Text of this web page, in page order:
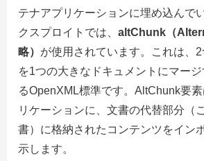
テナアプリケーションに埋め込んで
クスプロイトでは、 altChunk（
略） が使用されています。これは、
を1つの大きなドキュメントにマー
るOpenXML標準です。AltChunk要
リケーションに、文書の代替部分（
書）に格納されたコンテンツをイン
示します。